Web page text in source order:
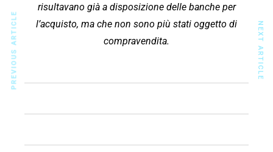
risultavano già a disposizione delle banche per
l’acquisto, ma che non sono più stati oggetto di
compravendita.
PREVIOUS ARTICLE NEXT ARTICLE